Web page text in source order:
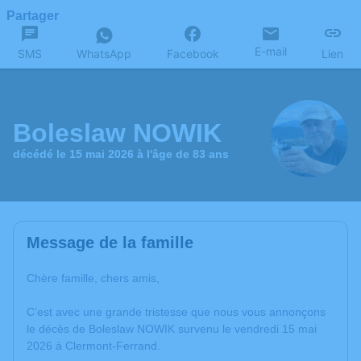
Partager
SMS WhatsApp Facebook E-mail Lien
Boleslaw NOWIK
décédé le 15 mai 2026 à l'âge de 83 ans
Message de la famille
Chère famille, chers amis,
C’est avec une grande tristesse que nous vous annonçons
le décès de Boleslaw NOWIK survenu le vendredi 15 mai
2026 à Clermont-Ferrand.